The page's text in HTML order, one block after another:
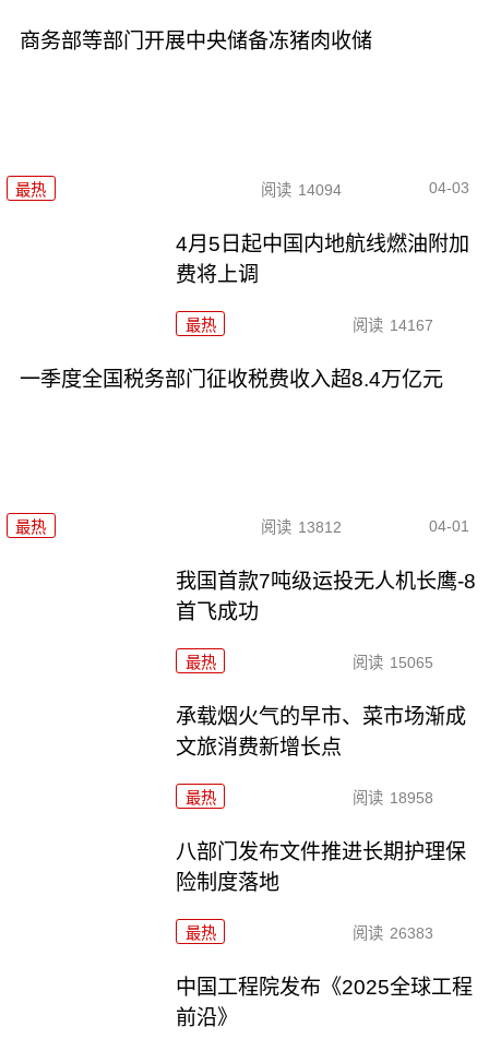
商务部等部门开展中央储备冻猪肉收储
最热 阅读 14094 04-03
4月5日起中国内地航线燃油附加
费将上调
最热 阅读 14167
一季度全国税务部门征收税费收入超8.4万亿元
最热 阅读 13812 04-01
我国首款7吨级运投无人机长鹰-8
首飞成功
最热 阅读 15065
承载烟火气的早市、菜市场渐成
文旅消费新增长点
最热 阅读 18958
八部门发布文件推进长期护理保
险制度落地
最热 阅读 26383
中国工程院发布《2025全球工程
前沿》